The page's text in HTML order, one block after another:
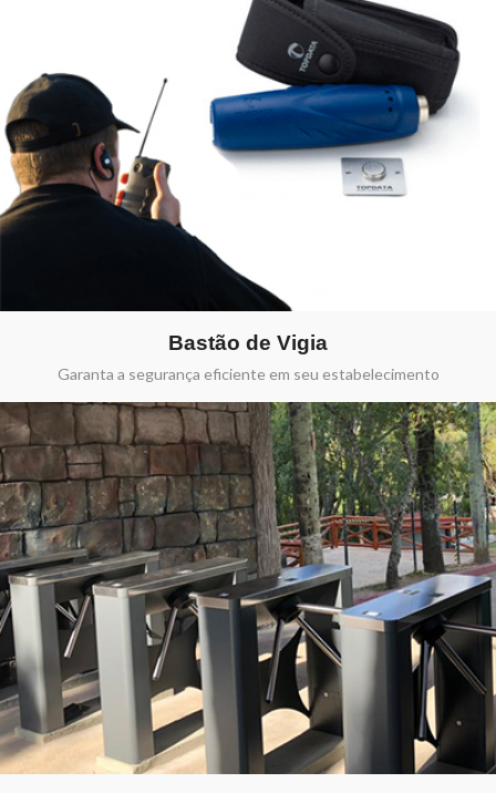
Bastão de Vigia
Garanta a segurança eficiente em seu estabelecimento